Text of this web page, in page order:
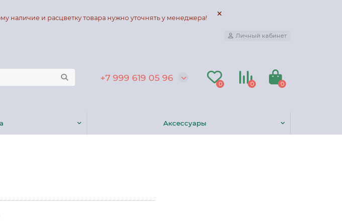
наличие и расцветку товара нужно уточнять у менеджера!
Личный кабинет
+7 999 619 05 96
0 0 0
Аксессуары